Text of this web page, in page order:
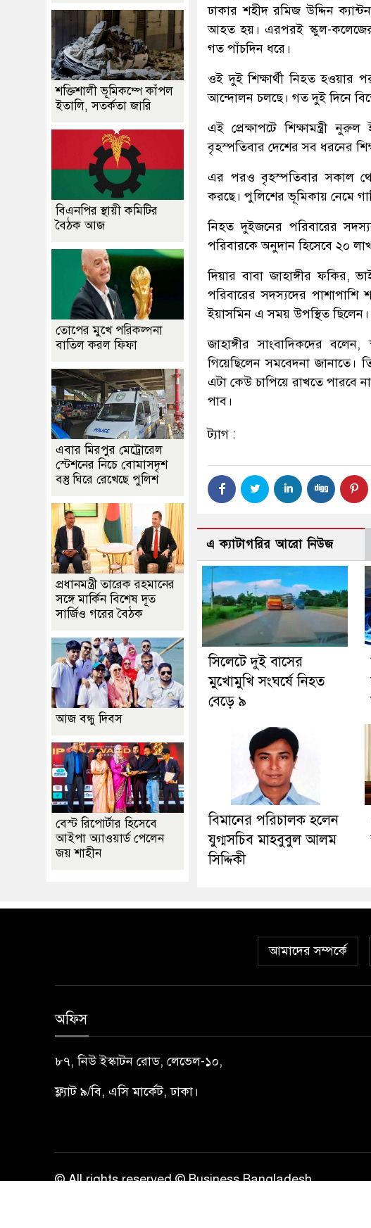
ঢাকার শহীদ রমিজ উদ্দিন
আহত হয়। এরপরই স্কুল-কলেজের
গত পাঁচদিন ধরে।
ওই দুই শিক্ষার্থী নিহত হওয়ার
আন্দোলন চলছে। গত দুই দিনে
এই প্রেক্ষাপটে শিক্ষামন্ত্রী নুরুল
বৃহস্পতিবার দেশের সব ধরনের
এর পরও বৃহস্পতিবার সকাল
করছে। পুলিশের ভূমিকায় নেমে
নিহত দুইজনের পরিবারের
পরিবারকে অনুদান হিসেবে ২০
দিয়ার বাবা জাহাঙ্গীর
পরিবারের সদস্যদের পাশাপাশি
ইয়াসমিন এ সময় উপস্থিত ছিলেন।
জাহাঙ্গীর সাংবাদিকদের বলেন,
গিয়েছিলেন সমবেদনা জানাতে।
এটা কেউ চাপিয়ে রাখতে পারবে
পাব।
ট্যাগ :
এ ক্যাটাগরির আরো নিউজ
সিলেটে দুই বাসের
মুখোমুখি সংঘর্ষে নিহত
বেড়ে ৯
বিমানের পরিচালক হলেন
যুগ্মসচিব মাহবুবুল আলম
সিদ্দিকী
শক্তিশালী ভূমিকম্পে কাঁপল
ইতালি, সতর্কতা জারি
বিএনপির স্থায়ী কমিটির
বৈঠক আজ
তোপের মুখে পরিকল্পনা
বাতিল করল ফিফা
এবার মিরপুর মেট্রোরেল
স্টেশনের নিচে বোমাসদৃশ
বস্তু ঘিরে রেখেছে পুলিশ
প্রধানমন্ত্রী তারেক রহমানের
সঙ্গে মার্কিন বিশেষ দূত
সার্জিও গরের বৈঠক
আজ বন্ধু দিবস
বেস্ট রিপোর্টার হিসেবে
আইপা অ্যাওয়ার্ড পেলেন
জয় শাহীন
আমাদের সম্পর্কে
অফিস
৮৭, নিউ ইস্কাটন রোড, লেভেল-১০,
ফ্ল্যাট ৯/বি, এসি মার্কেট, ঢাকা।
© All rights reserved © Business Bangladesh